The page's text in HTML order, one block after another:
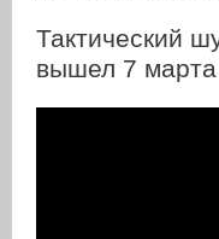
Тактический
вышел 7 марта